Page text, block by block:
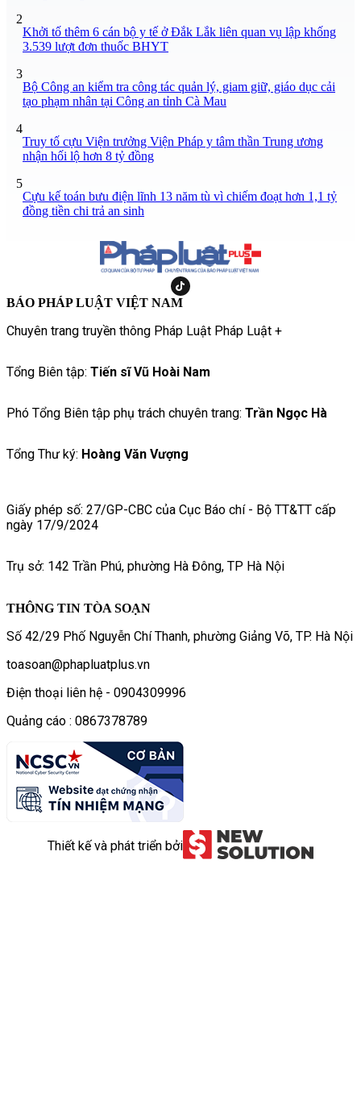
2
Khởi tố thêm 6 cán bộ y tế ở Đắk Lắk liên quan vụ lập khống
3.539 lượt đơn thuốc BHYT
3
Bộ Công an kiểm tra công tác quản lý, giam giữ, giáo dục cải
tạo phạm nhân tại Công an tỉnh Cà Mau
4
Truy tố cựu Viện trưởng Viện Pháp y tâm thần Trung ương
nhận hối lộ hơn 8 tỷ đồng
5
Cựu kế toán bưu điện lĩnh 13 năm tù vì chiếm đoạt hơn 1,1 tỷ
đồng tiền chi trả an sinh
BÁO PHÁP LUẬT VIỆT NAM
Chuyên trang truyền thông Pháp Luật Pháp Luật +
Tổng Biên tập: Tiến sĩ Vũ Hoài Nam
Phó Tổng Biên tập phụ trách chuyên trang: Trần Ngọc Hà
Tổng Thư ký: Hoàng Văn Vượng
Giấy phép số: 27/GP-CBC của Cục Báo chí - Bộ TT&TT cấp
ngày 17/9/2024
Trụ sở: 142 Trần Phú, phường Hà Đông, TP Hà Nội
THÔNG TIN TÒA SOẠN
Số 42/29 Phố Nguyễn Chí Thanh, phường Giảng Võ, TP. Hà Nội
toasoan@phapluatplus.vn
Điện thoại liên hệ - 0904309996
Quảng cáo : 0867378789
Thiết kế và phát triển bởi